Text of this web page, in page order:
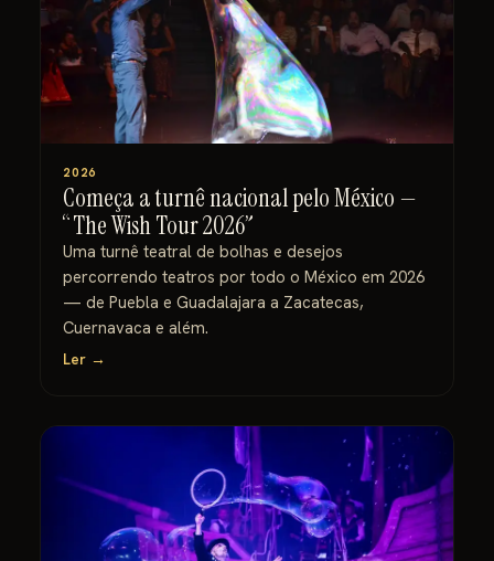
2026
Começa a turnê nacional pelo México —
“The Wish Tour 2026”
Uma turnê teatral de bolhas e desejos
percorrendo teatros por todo o México em 2026
— de Puebla e Guadalajara a Zacatecas,
Cuernavaca e além.
Ler →